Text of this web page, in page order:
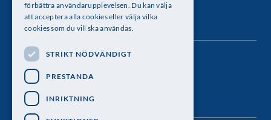
Telefon: 08-673 95 00
Följ oss
förbättra användarupplevelsen. Du kan välja
att acceptera alla cookies eller välja vilka
cookies som du vill ska användas.
STRIKT NÖDVÄNDIGT
PRESTANDA
INRIKTNING